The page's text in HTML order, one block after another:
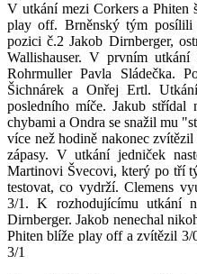
V utkání mezi Corkers a Phiten
play off. Brněnský tým
pozici č.2 Jakob Dirnberger,
Wallishauser. V prvním
Rohrmuller Pavla Sládečka.
Šichnárek a Onřej Ertl.
posledního míče. Jakub střídal
chybami a Ondra se snažil mu
více než hodině nakonec
zápasy. V utkání jedniček
Martinovi Švecovi, který po tří
testovat, co vydrží. Clemens
3/1. K rozhodujícímu utkání
Dirnberger. Jakob nenechal
Phiten blíže play off a zvítězil 3/
3/1